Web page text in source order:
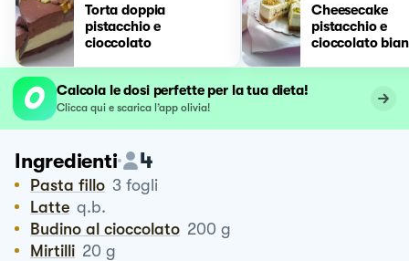
Torta doppia
pistacchio e
cioccolato
Cheesecake
pistacchio e
cioccolato
Calcola le dosi perfette per la tua dieta!
Clicca qui e scarica l’app olivia!
Ingredienti 4
Pasta fillo 3 fogli
Latte q.b.
Budino al cioccolato 200 g
Mirtilli 20 g